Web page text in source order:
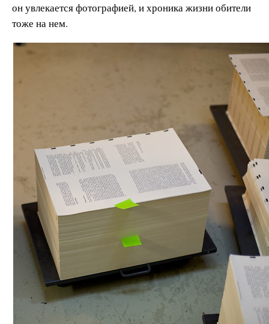
он увлекается фотографией, и хроника жизни обители
тоже на нем.